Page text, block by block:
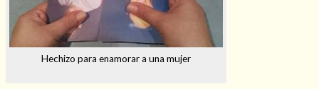
Hechizo para enamorar a una mujer